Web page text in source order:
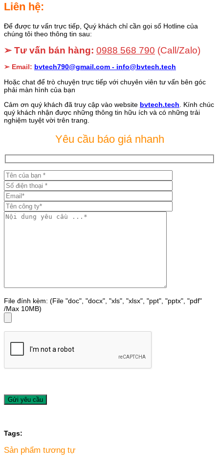
Liên hệ:
Để được tư vấn trực tiếp, Quý khách chỉ cần gọi số Hotline của
chúng tôi theo thông tin sau:
➢ Tư vấn bán hàng: 0988 568 790 (Call/Zalo)
➢ Email: bvtech790@gmail.com - info@bvtech.tech
Hoặc chat để trò chuyện trực tiếp với chuyên viên tư vấn bên góc
phải màn hình của bạn
Cảm ơn quý khách đã truy cập vào website bvtech.tech . Kính chúc
quý khách nhận được những thông tin hữu ích và có những trải
nghiệm tuyệt vời trên trang.
Yêu cầu báo giá nhanh
File đính kèm: (File "doc", "docx", "xls", "xlsx", "ppt", "pptx", "pdf"
/Max 10MB)
Tags:
Sản phẩm tương tự